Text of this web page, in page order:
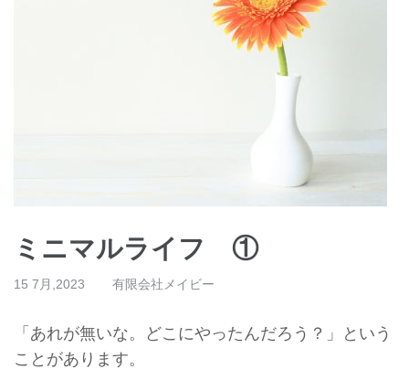
ミニマルライフ ①
15 7月,2023 有限会社メイビー
「あれが無いな。どこにやったんだろう？」
という
ことがあります。